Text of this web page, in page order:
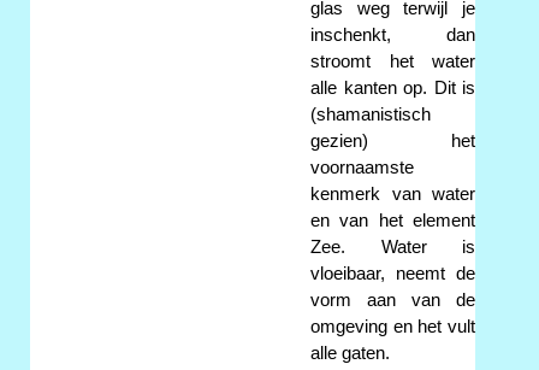
glas weg terwijl je
inschenkt, dan
stroomt het water
alle kanten op. Dit is
(shamanistisch
gezien) het
voornaamste
kenmerk van water
en van het element
Zee. Water is
vloeibaar, neemt de
vorm aan van de
omgeving en het vult
alle gaten.